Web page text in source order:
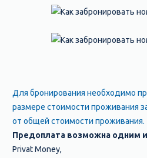
Для бронирования необходимо
размере стоимости проживания
от общей стоимости проживания.
Предоплата возможна одним
Privat Money,